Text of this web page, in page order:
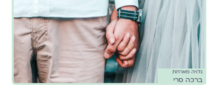
גלויה מארחת
ברכה סרי